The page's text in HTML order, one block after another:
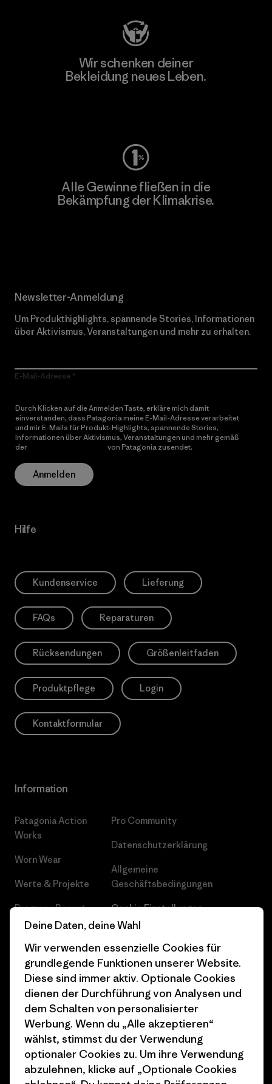
Wir schenken deiner
Bekleidung neues Leben.
Alle Gewinne fließen in die
Bekämpfung der Klimakrise.
Newsletter-Anmeldung
Um Produkthighlights, spannende Stories, Informationen
über Aktivismus, Veranstaltungen und mehr zu erhalten.
E-Mail-Adresse
Durch Klicken auf die Anmelden Taste, erkläre mich damit
einverstanden, dass Patagonia meine E-Mail-Adresse verarbeitet
und mir E-Mails für Produkt-Highlights, spannende Stories,
Informationen über Aktivismus, Veranstaltungen und mehr gemäß
der
von Patagonia zusendet.
Anmelden
Hilfe
Kundenservice Lieferung
FAQs Reparaturen
Rücksendungen Größenleitfaden
Produktpflege Login
Kontaktformular
Information
Patagonia Action
Works
Worn Wear
Werte & Projekte
Progress Report
Business Unusual
Klimaziele
1% For The Planet
Wie wir finanzieren
Geschenkgutscheine
Stores in deiner
Nähe
Pro Community
Datenschutzerklärung
Allgemeine
Geschäftsbedingungen
Cookie Einstellungen
Karriere
Pressekontakt
Industry program
Affiliate-Programm
Patagonia Deutschland
Seitenverzeichnis
Deine Daten, deine Wahl
Wir verwenden essenzielle Cookies für
grundlegende Funktionen unserer Website.
Diese sind immer aktiv. Optionale Cookies
dienen der Durchführung von Analysen und
dem Schalten von personalisierter
Werbung. Wenn du „Alle akzeptieren“
wählst, stimmst du der Verwendung
optionaler Cookies zu. Um ihre Verwendung
abzulehnen, klicke auf „Optionale Cookies